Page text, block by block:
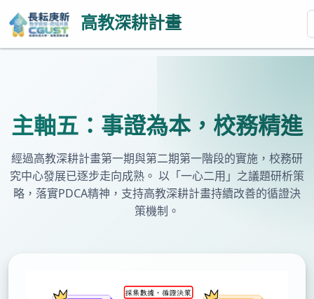
高教深耕計畫
主軸五：事證為本，校務精進
經過高教深耕計畫第一期與第二期第一階段的實施，校務研
究中心發展已逐步走向成熟。 以「一心二用」之議題研析策
略，落實PDCA精神，支持高教深耕計畫持續改善的循證決
策機制。